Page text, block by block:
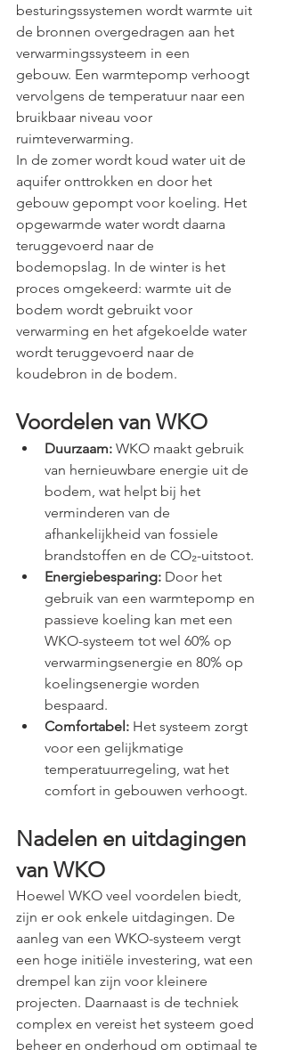
besturingssystemen wordt warmte uit
de bronnen overgedragen aan het
verwarmingssysteem in een
gebouw. Een warmtepomp verhoogt
vervolgens de temperatuur naar een
bruikbaar niveau voor
ruimteverwarming. ​
In de zomer wordt koud water uit de
aquifer onttrokken en door het
gebouw gepompt voor koeling. Het
opgewarmde water wordt daarna
teruggevoerd naar de
bodemopslag. In de winter is het
proces omgekeerd: warmte uit de
bodem wordt gebruikt voor
verwarming en het afgekoelde water
wordt teruggevoerd naar de
koudebron in de bodem.
Voordelen van WKO
Duurzaam: WKO maakt gebruik
van hernieuwbare energie uit de
bodem, wat helpt bij het
verminderen van de
afhankelijkheid van fossiele
brandstoffen en de CO₂-uitstoot. ​
Energiebesparing: Door het
gebruik van een warmtepomp en
passieve koeling kan met een
WKO-systeem tot wel 60% op
verwarmingsenergie en 80% op
koelingsenergie worden
bespaard. ​
Comfortabel: Het systeem zorgt
voor een gelijkmatige
temperatuurregeling, wat het
comfort in gebouwen verhoogt.
Nadelen en uitdagingen
van WKO
Hoewel WKO veel voordelen biedt,
zijn er ook enkele uitdagingen. De
aanleg van een WKO-systeem vergt
een hoge initiële investering, wat een
drempel kan zijn voor kleinere
projecten. Daarnaast is de techniek
complex en vereist het systeem goed
beheer en onderhoud om optimaal te